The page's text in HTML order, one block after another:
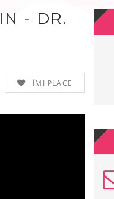
- DR.
ÎMI PLACE